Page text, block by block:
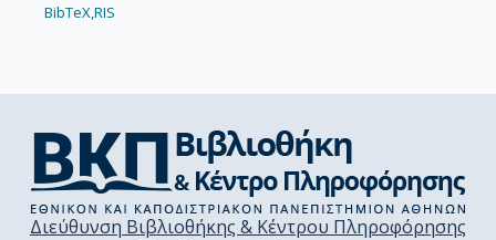
BibTeX,RIS
Διεύθυνση Βιβλιοθήκης & Κέντρου Πληροφόρησης